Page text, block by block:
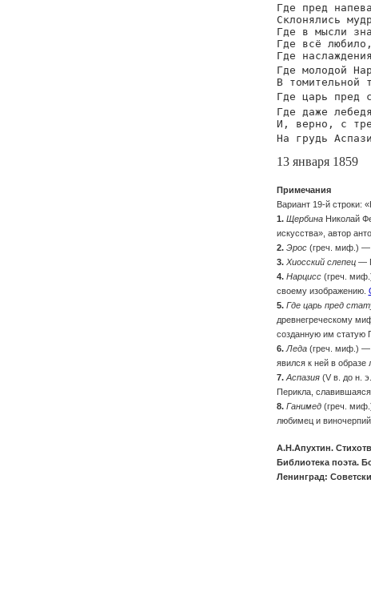
Где пред
Склонялись
Где в мысли
Где всё
Где
Где молодой
В томительной
Где царь пред
Где даже
И, верно, с
На грудь
13 января 1859
Примечания
Вариант 19-й строки:
1. ЩербинаНиколай
искусства», автор
2. Эрос(греч. миф.) —
3. Хиосский слепец—
4. Нарцисс(греч.
своему изображению.
5. Где царь пред
древнегреческому
созданную им статую
6. Леда(греч. миф.) —
явился к ней в образе
7. Аспазия(V в. до н.
Перикла,
8. Ганимед(греч.
любимец и
А.Н.Апухтин.
Библиотека поэта.
Ленинград: